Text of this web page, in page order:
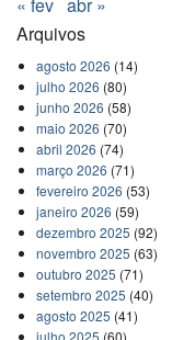
Arquivos
agosto 2026 (14)
julho 2026 (80)
junho 2026 (58)
maio 2026 (70)
abril 2026 (74)
março 2026 (71)
fevereiro 2026 (53)
janeiro 2026 (59)
dezembro 2025 (92)
novembro 2025 (63)
outubro 2025 (71)
setembro 2025 (40)
agosto 2025 (41)